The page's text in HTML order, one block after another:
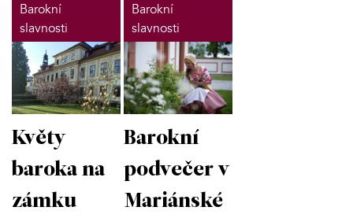
Barokní
slavnosti
Květy
baroka na
zámku
Barokní
slavnosti
Barokní
podvečer v
Mariánské